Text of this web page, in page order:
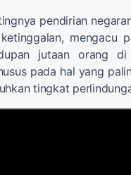
pendirian
mengacu
jutaan orang
pada hal yang
tingkat